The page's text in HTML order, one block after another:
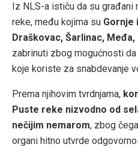
Iz NLS-a ističu da su
reke, među kojima su Gornje
Draškovac, Šarlinac,
zabrinuti zbog mogućnosti
koje koriste za snabdevanje
Prema njihovim tvrdnjama,
Puste reke nizvodno od
nečijim nemarom, zbog
organi hitno utvrde